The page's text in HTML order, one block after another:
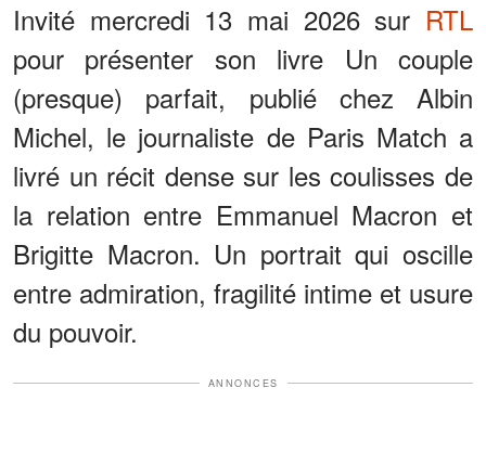
Invité mercredi 13 mai 2026 sur RTL
pour présenter son livre Un couple
(presque) parfait, publié chez Albin
Michel, le journaliste de Paris Match a
livré un récit dense sur les coulisses de
la relation entre Emmanuel Macron et
Brigitte Macron. Un portrait qui oscille
entre admiration, fragilité intime et usure
du pouvoir.
ANNONCES